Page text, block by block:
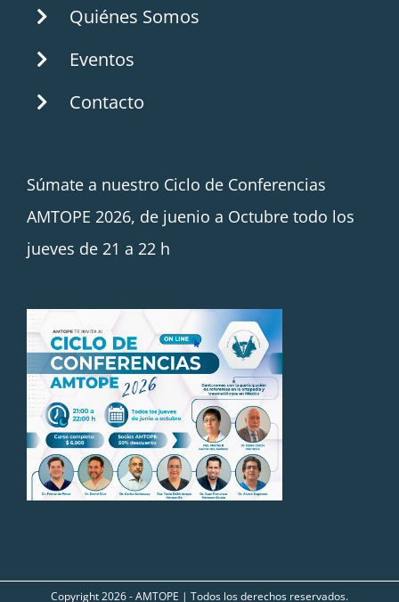
Quiénes Somos
Eventos
Contacto
Súmate a nuestro Ciclo de Conferencias
AMTOPE 2026, de juenio a Octubre todo los
jueves de 21 a 22 h
Copyright2026 - AMTOPE | Todos los derechos reservados.